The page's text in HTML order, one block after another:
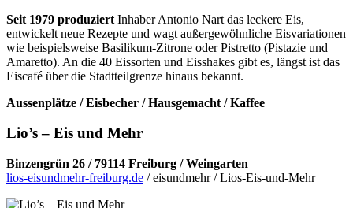
Seit 1979 produziert Inhaber Antonio Nart das leckere Eis,
entwickelt neue Rezepte und wagt außergewöhnliche Eisvariationen
wie beispielsweise Basilikum-Zitrone oder Pistretto (Pistazie und
Amaretto). An die 40 Eissorten und Eisshakes gibt es, längst ist das
Eiscafé über die Stadtteilgrenze hinaus bekannt.
Aussenplätze / Eisbecher / Hausgemacht / Kaffee
Lio’s – Eis und Mehr
Binzengrün 26 / 79114 Freiburg / Weingarten
lios-eisundmehr-freiburg.de / eisundmehr / Lios-Eis-und-Mehr